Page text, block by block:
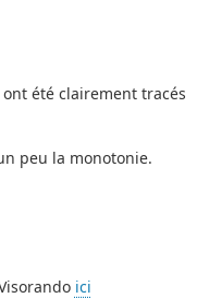
été clairement tracés
peu la monotonie.
ici